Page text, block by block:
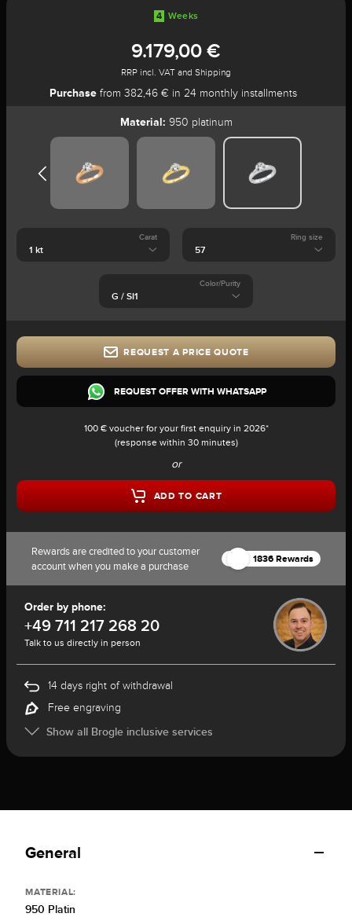
4 Weeks
9.179,00 €
RRP incl. VAT and Shipping
Purchasefrom 382,46 € in 24 monthly installments
Material: 950 platinum
Carat Ring size
Color/Purity
REQUEST A PRICE QUOTE
REQUEST OFFER WITH WHATSAPP
100 € voucher for your first enquiry in 2026*
(response within 30 minutes)
or
ADD TO CART
Rewards are credited to your customer
account when you make a purchase
1836 Rewards
Order by phone:
+49 711 217 268 20
Talk to us directly in person
14 days right of withdrawal
Free engraving
Show all Brogle inclusive services
General
MATERIAL:
950 Platin